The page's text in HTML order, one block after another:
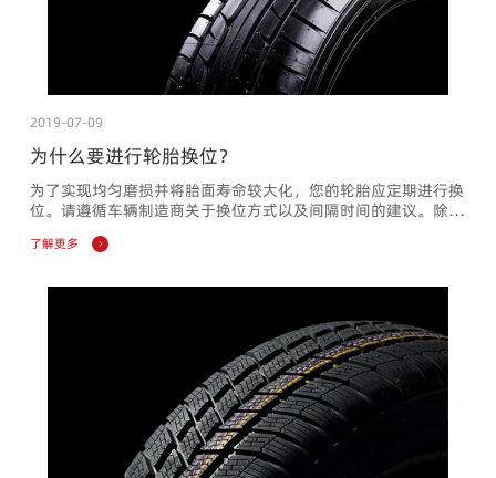
2019-07-09
为什么要进行轮胎换位？
为了实现均匀磨损并将胎面寿命较大化，您的轮胎应定期进行换
位。请遵循车辆制造商关于换位方式以及间隔时间的建议。除非
车辆制造商另有规定，长路虹建议定期进行轮胎换位。例如，将
夏季轮胎换成冬季轮胎时，或者在里程达5000-10000公里时，
损，请要求服务人员检查和/或校正车轮定位或者其他机械问
了解更多